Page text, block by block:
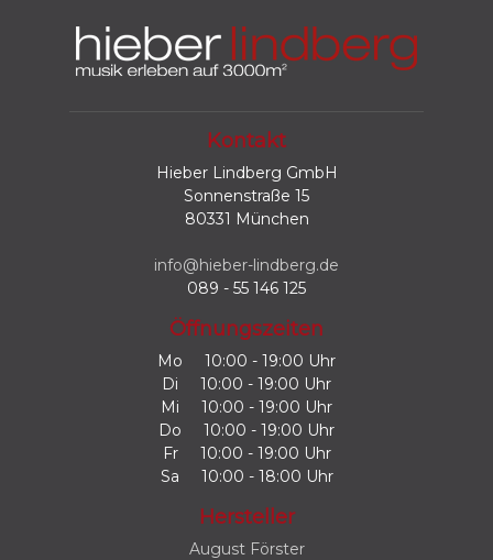
Kontakt
Hieber Lindberg GmbH
Sonnenstraße 15
80331 München
info@hieber-lindberg.de
089 - 55 146 125
Öffnungszeiten
Mo
10:00 - 19:00 Uhr
Di
10:00 - 19:00 Uhr
Mi
10:00 - 19:00 Uhr
Do
10:00 - 19:00 Uhr
Fr
10:00 - 19:00 Uhr
Sa
10:00 - 18:00 Uhr
Hersteller
August Förster